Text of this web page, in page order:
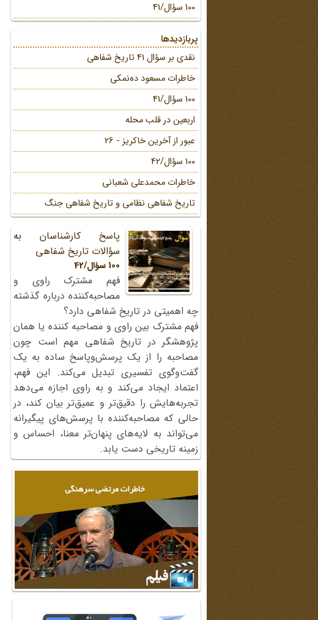
100 سؤال/41
پربازدیدها
نقدی بر سؤال 41 تاریخ شفاهی
خاطرات مسعود ده‌نمکی
100 سؤال/41
اربعین در قلب محله
عبور از آخرین خاکریز - 26
100 سؤال/42
خاطرات محمد‌علی شعبانی
تاریخ شفاهی نظامی و تاریخ شفاهی جنگ
پاسخ کارشناسان به
سؤالات تاریخ شفاهی
100 سؤال/42
فهم مشترک راوی و
مصاحبه‌کننده درباره گذشته
چه اهمیتی در تاریخ شفاهی دارد؟
فهم مشترک بین راوی و مصاحبه کننده یا همان
پژوهشگر در تاریخ شفاهی مهم است چون
مصاحبه را از یک پرسش‌وپاسخ ساده به یک
گفت‌وگوی تفسیری تبدیل می‌کند. این فهم،
اعتماد ایجاد می‌کند و به راوی اجازه می‌دهد
تجربه‌هایش را دقیق‌تر و عمیق‌تر بیان کند، در
حالی که مصاحبه‌کننده با پرسش‌های پیگیرانه
می‌تواند به لایه‌های پنهان‌تر معنا، احساس و
زمینه تاریخی دست یابد.